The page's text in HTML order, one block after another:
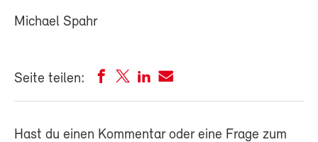
Michael Spahr
Seite teilen:
Hast du einen Kommentar oder eine Frage zum